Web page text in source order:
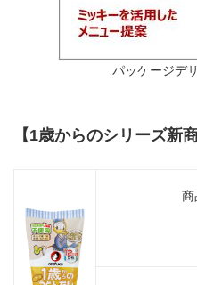
パッケージデ
【1歳からのシリーズ新商
商